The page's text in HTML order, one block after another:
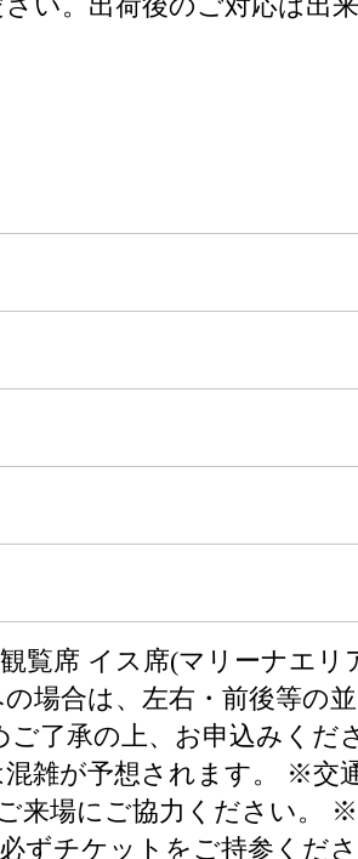
覧席 イス席(マリーナエ
場合は、左右・前後等の
了承の上、お申込みくだ
雑が予想されます。 ※交
来場にご協力ください。
ずチケットをご持参くだ